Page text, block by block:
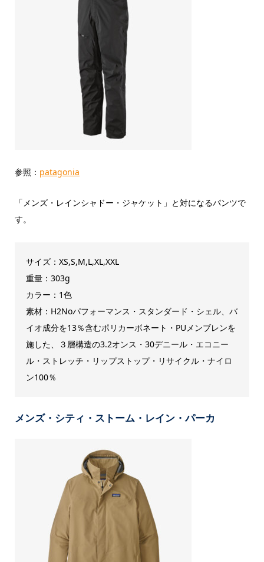
参照： patagonia
「メンズ・レインシャドー・ジャケット」と対になるパンツで
す。
サイズ：XS,S,M,L,XL,XXL
重量：303g
カラー：1色
素材：H2Noパフォーマンス・スタンダード・シェル、バ
イオ成分を13％含むポリカーボネート・PUメンブレンを
施した、３層構造の3.2オンス・30デニール・エコニー
ル・ストレッチ・リップストップ・リサイクル・ナイロ
ン100％
メンズ・シティ・ストーム・レイン・パーカ